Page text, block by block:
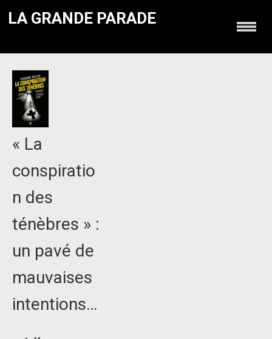
LA GRANDE PARADE
« La
conspiratio
n des
ténèbres » :
un pavé de
mauvaises
intentions…